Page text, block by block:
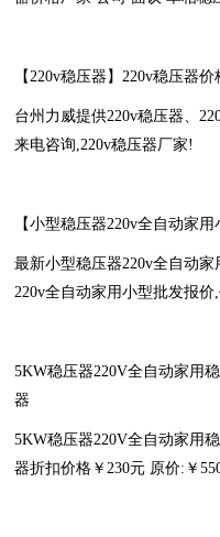
【220v稳压器】220v稳压器
台州力威提供220v稳压器、
来电咨询,220v稳压器厂家!
【小型稳压器220v全自动家
最新小型稳压器220v全自动
220v全自动家用小型批发报
5KW稳压器220V全自动家用
器
5KW稳压器220V全自动家用
器折扣价格￥230元 原价:￥